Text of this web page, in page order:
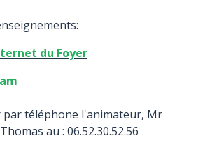
du Foyer
par téléphone l'animateur, Mr
au : 06.52.30.52.56